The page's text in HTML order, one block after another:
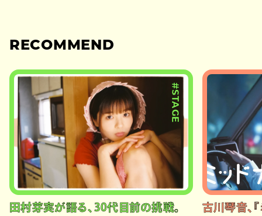
RECOMMEND
#STAGE
田村芽実が語る、30代目前の挑戦。
古川琴音、